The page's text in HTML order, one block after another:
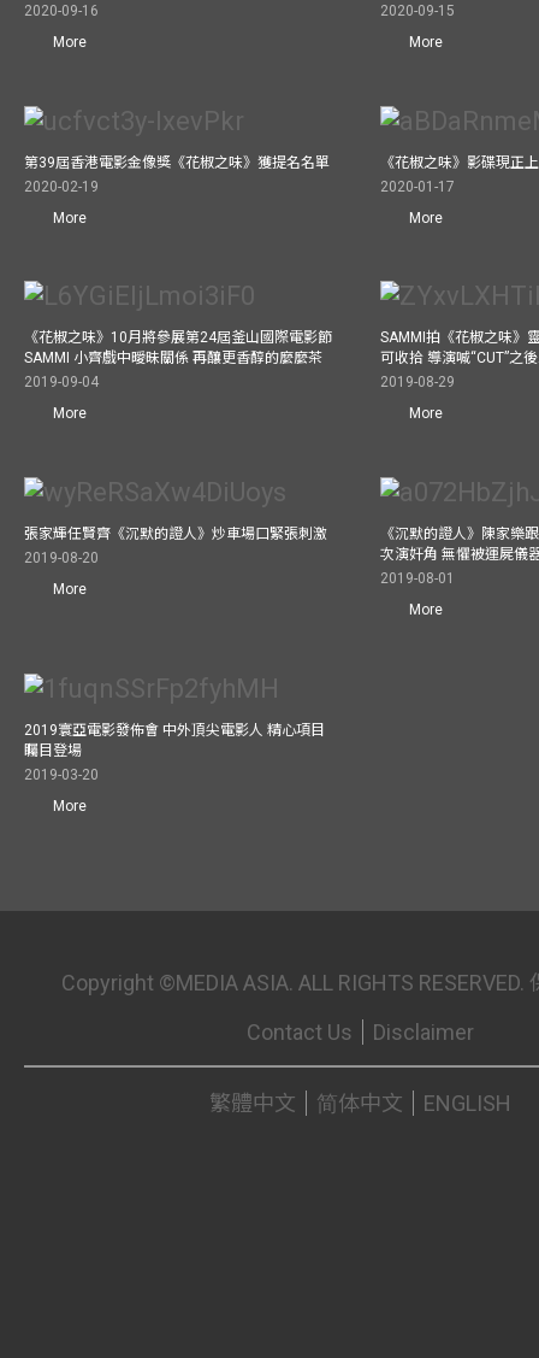
2020-09-16
More
2020-09-15
More
第39屆香港電影金像獎《花椒之味》獲提名名單
2020-02-19
More
《花椒之味》影碟現正
2020-01-17
More
《花椒之味》10月將參展第24屆釜山國際電影節
SAMMI 小齊戲中曖昧關係 再釀更香醇的麼麼茶
2019-09-04
More
SAMMI拍《花椒之味》
可收拾 導演喊“CUT”之
2019-08-29
More
張家輝任賢齊《沉默的證人》炒車場口緊張刺激
2019-08-20
More
《沉默的證人》陳家樂
次演奸角 無懼被運屍儀
2019-08-01
More
2019寰亞電影發佈會 中外頂尖電影人 精心項目
矚目登場
2019-03-20
More
Copyright ©MEDIA ASIA. ALL RIGHTS
Contact Us
Disclaimer
繁體中文 简体中文 ENGLISH